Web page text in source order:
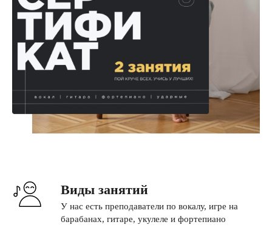
Виды занятий
У нас есть преподаватели по вокалу, игре на
барабанах, гитаре, укулеле и фортепиано